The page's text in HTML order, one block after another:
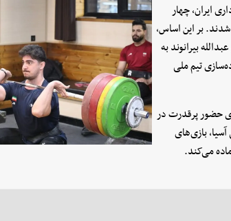
ایران، چهار
بر این اساس،
بیرانوند به
تیم ملی
حضور پرقدرت در
بازی‌های
می‌کند.